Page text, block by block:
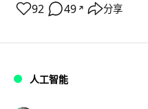
92 49 ↗ 分享
人工智能